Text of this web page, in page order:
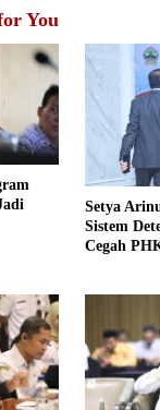
You
Setya
Sistem
Cegah